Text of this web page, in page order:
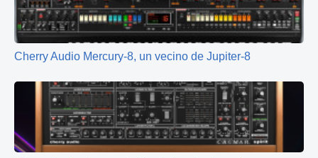
Cherry Audio Mercury-8, un vecino de Jupiter-8